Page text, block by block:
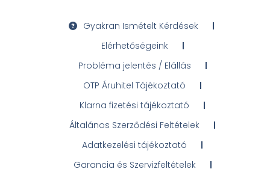
Gyakran Ismételt Kérdések
Elérhetőségeink
Probléma jelentés / Elállás
OTP Áruhitel Tájékoztató
Klarna fizetési tájékoztató
Általános Szerződési Feltételek
Adatkezelési tájékoztató
Garancia és Szervizfeltételek